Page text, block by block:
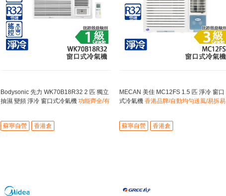
Bodysonic 先力 WK70B18R32 2 匹 獨立
抽濕 變頻 淨冷 窗口式冷氣機 功能齊全/有
蘇寧自營 香港倉
MECAN 美佳 MC12FS 1.5 匹 淨冷 窗口
式冷氣機 香港品牌/自動均勻送風/易拆易
蘇寧自營 香港倉